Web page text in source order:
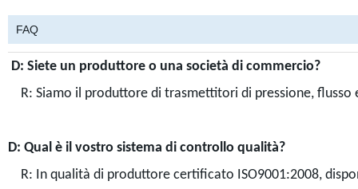
FAQ
D: Siete un produttore o una società di commercio?
R: Siamo il produttore di trasmettitori di pressione,
D: Qual è il vostro sistema di controllo qualità?
R: In qualità di produttore certificato ISO9001:2008,